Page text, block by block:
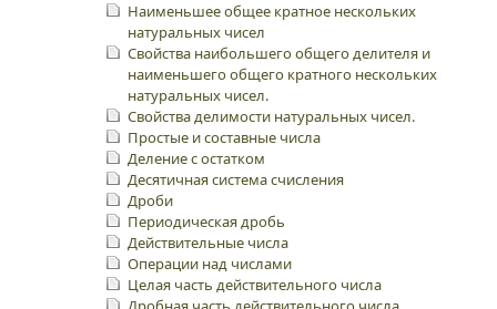
Наименьшее общее кратное нескольких
натуральных чисел
Свойства наибольшего общего делителя и
наименьшего общего кратного нескольких
натуральных чисел.
Свойства делимости натуральных чисел.
Простые и составные числа
Деление с остатком
Десятичная система счисления
Дроби
Периодическая дробь
Действительные числа
Операции над числами
Целая часть действительного числа